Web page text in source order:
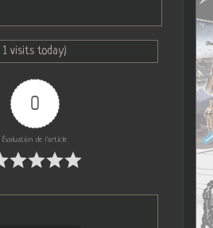
1 visits today)
0
Évaluation de l'article